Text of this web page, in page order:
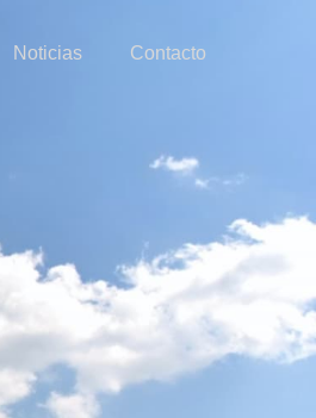
Noticias Contacto